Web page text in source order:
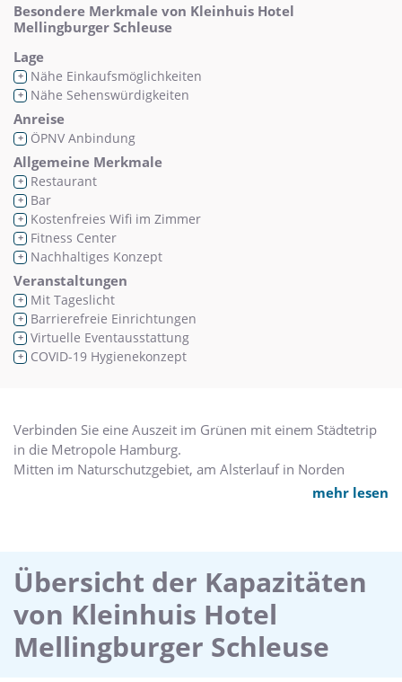
Besondere Merkmale von Kleinhuis Hotel
Mellingburger Schleuse
Lage
+ Nähe Einkaufsmöglichkeiten
+ Nähe Sehenswürdigkeiten
Anreise
+ ÖPNV Anbindung
Allgemeine Merkmale
+ Restaurant
+ Bar
+ Kostenfreies Wifi im Zimmer
+ Fitness Center
+ Nachhaltiges Konzept
Veranstaltungen
+ Mit Tageslicht
+ Barrierefreie Einrichtungen
+ Virtuelle Eventausstattung
+ COVID-19 Hygienekonzept
Verbinden Sie eine Auszeit im Grünen mit einem Städtetrip
in die Metropole Hamburg.
Mitten im Naturschutzgebiet, am Alsterlauf in Norden
Shopping oder Museumsbesuch.
Das Alstertal Einkaufszentrum, eines der größen
Einkaufszentren Norddeutschlands, ist sogar nur wenige
Minuten von uns entfernt.
Im stimmungsvollen Umfeld unseres Restaurants genießen
mehr lesen
Übersicht der Kapazitäten
von Kleinhuis Hotel
Mellingburger Schleuse